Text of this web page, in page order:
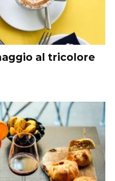
al tricolore